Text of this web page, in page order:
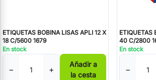
ETIQUETAS BOBINA LISAS APLI 12 X
18 C/5600 1679
En stock
− +
Añadir a
la cesta
ETIQUETAS
40 C/2800
En stock
−